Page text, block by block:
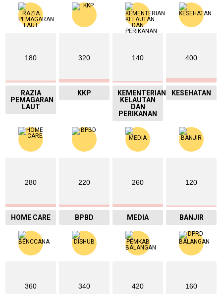
180
RAZIA
PEMAGARAN
LAUT
320
KKP
140
KEMENTERIAN
KELAUTAN
DAN
PERIKANAN
400
KESEHATAN
280
HOME CARE
220
BPBD
260
MEDIA
120
BANJIR
360 340 420 160